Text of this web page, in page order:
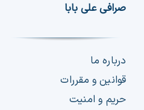
صرافی علی بابا
درباره ما
قوانین و مقررات
حریم و امنیت